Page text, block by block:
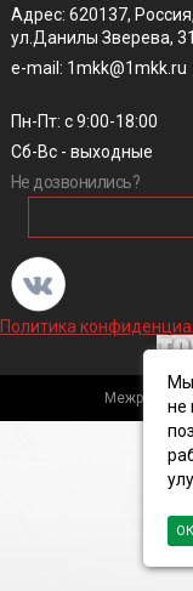
Адрес: 620137,
ул.Данилы Зверева,
e-mail: 1mkk@1mkk.ru
Пн-Пт: с 9:00-18:00
Сб-Вс - выходные
Не дозвонились?
Политика
Мы
не
ОК